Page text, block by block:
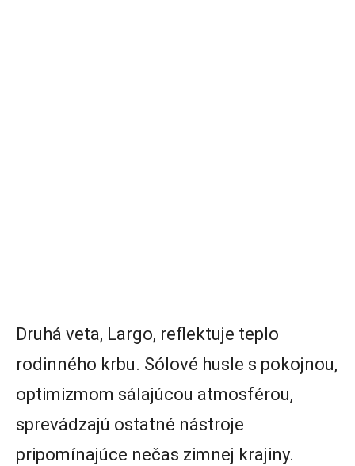
Druhá veta, Largo, reflektuje teplo
rodinného krbu. Sólové husle s pokojnou,
optimizmom sálajúcou atmosférou,
sprevádzajú ostatné nástroje
pripomínajúce nečas zimnej krajiny.